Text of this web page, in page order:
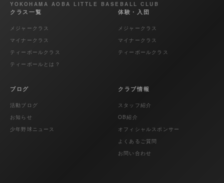
YOKOHAMA AOBA LITTLE BASEBALL CLUB
クラス一覧
メジャークラス
マイナークラス
ティーボールクラス
ティーボールとは？
体験・入団
メジャークラス
マイナークラス
ティーボールクラス
ブログ
活動ブログ
お知らせ
少年野球ニュース
クラブ情報
スタッフ紹介
OB紹介
オフィシャルスポンサー
よくあるご質問
お問い合わせ